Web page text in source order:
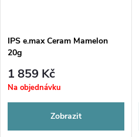
IPS e.max Ceram Mamelon
20g
1 859 Kč
Na objednávku
Zobrazit